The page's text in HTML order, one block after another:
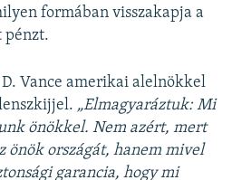
formában visszakapja a
pénzt.
Vance amerikai alelnökkel
„Elmagyaráztuk: Mi
önökkel. Nem azért, mert
önök országát, hanem mivel
garancia, hogy mi